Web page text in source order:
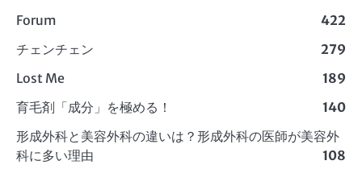
Forum
422
チェンチェン
279
Lost Me
189
育毛剤「成分」を極める！
140
形成外科と美容外科の違いは？形成外科の医師が美容外
科に多い理由
108